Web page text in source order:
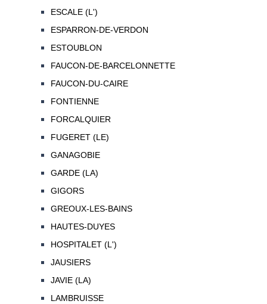
ESCALE (L')
ESPARRON-DE-VERDON
ESTOUBLON
FAUCON-DE-BARCELONNETTE
FAUCON-DU-CAIRE
FONTIENNE
FORCALQUIER
FUGERET (LE)
GANAGOBIE
GARDE (LA)
GIGORS
GREOUX-LES-BAINS
HAUTES-DUYES
HOSPITALET (L')
JAUSIERS
JAVIE (LA)
LAMBRUISSE